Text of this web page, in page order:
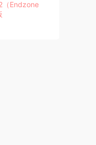
（Endzone